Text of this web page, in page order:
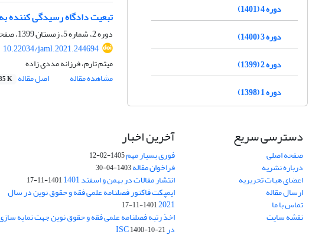
تبعیت دادگاه رسیدگی کننده
دوره 2، شماره 5، زمستان 1399، صفحه
10.22034/jaml.2021.244694
میثم تارم، فرزانه مددی زاده
مشاهده مقاله
اصل مقاله K
دوره 4 (1401)
دوره 3 (1400)
دوره 2 (1399)
دوره 1 (1398)
دسترسی سریع
صفحه اصلی
درباره نشریه
اعضای هیات تحریریه
ارسال مقاله
تماس با ما
نقشه سایت
آخرین اخبار
فوری بسیار مهم1405-02-12
فراخوان مقاله1403-04-30
انتشار مقالات در بهمن و اسفند 1401 1401-11-17
ایمپکت فاکتور فصلنامه علمی فقه و حقوق نوین در سال
2021
1401-11-17
اخذ رتبه فصلنامه علمی فقه و حقوق نوین جهت نمایه
در ISC1400-10-21